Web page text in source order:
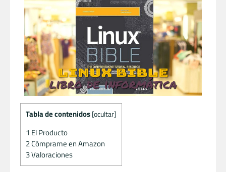
Tabla de contenidos [ocultar]
1 El Producto
2Cómprame en Amazon
3Valoraciones